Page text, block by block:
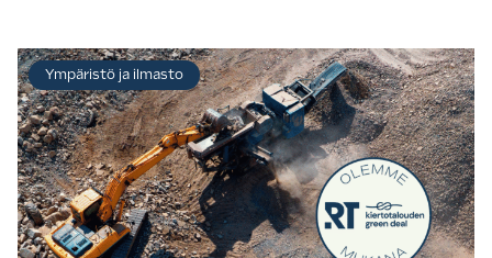
Ympäristö ja ilmasto